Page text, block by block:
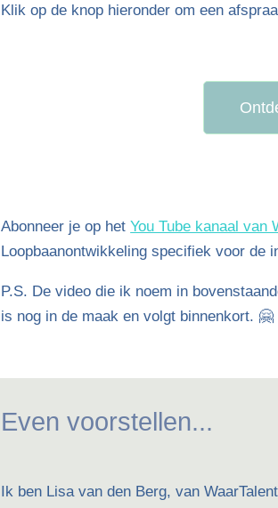
Klik op de knop hieronder om een
Abonneer je op hetYou Tube kanaal van
Loopbaanontwikkeling specifiek voor de
P.S. De video die ik noem in
is nog in de maak en volgt binnenkort. 🤗
Even voorstellen...
Ik ben Lisa van den Berg, van WaarTalent